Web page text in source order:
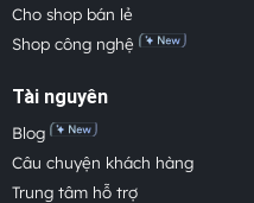
Cho shop bán lẻ
Shop công nghệ
Tài nguyên
Blog
Câu chuyện khách hàng
Trung tâm hỗ trợ